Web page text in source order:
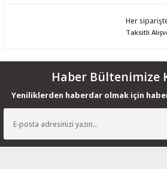
Her
Taksitli
Haber Bültenimize
Yeniliklerden haberdar olmak için